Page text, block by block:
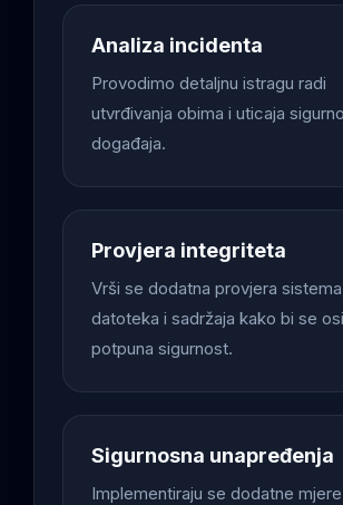
Analiza incidenta
Provodimo detaljnu istragu radi
utvrđivanja obima i uticaja
događaja.
Provjera integriteta
Vrši se dodatna provjera
datoteka i sadržaja kako bi se
potpuna sigurnost.
Sigurnosna unapređenja
Implementiraju se dodatne